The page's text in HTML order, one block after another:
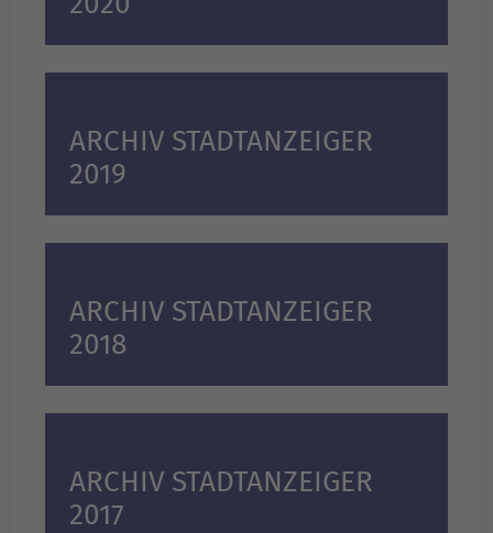
ARCHIV STADTANZEIGER
2019
ARCHIV STADTANZEIGER
2018
ARCHIV STADTANZEIGER
2017